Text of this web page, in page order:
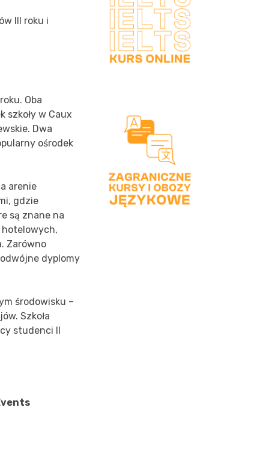
III roku i
Oba
szkoły w Caux
Dwa
ośrodek
arenie
gdzie
są znane na
hotelowych,
Zarówno
dyplomy
środowisku –
Szkoła
studenci II